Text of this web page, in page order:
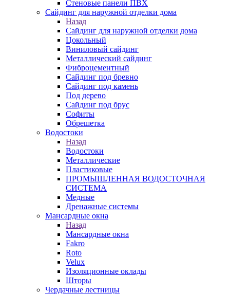
Стеновые панели ПВХ
Сайдинг для наружной отделки дома
Назад
Сайдинг для наружной отделки дома
Цокольный
Виниловый сайдинг
Металлический сайдинг
Фиброцементный
Сайдинг под бревно
Сайдинг под камень
Под дерево
Сайдинг под брус
Софиты
Обрешетка
Водостоки
Назад
Водостоки
Металлические
Пластиковые
ПРОМЫШЛЕННАЯ ВОДОСТОЧНАЯ
СИСТЕМА
Медные
Дренажные системы
Мансардные окна
Назад
Мансардные окна
Fakro
Roto
Velux
Изоляционные оклады
Шторы
Чердачные лестницы